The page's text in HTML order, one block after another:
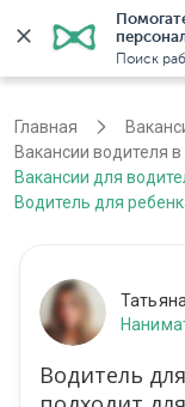
Поиск
Главная
Вакансии водителя
Вакансии для
Водитель для
Татьяна
Водитель